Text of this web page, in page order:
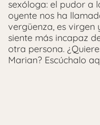
sexóloga: el pudor a
oyente nos ha
vergüenza, es virgen
siente más incapaz
otra persona.
Marian? Escúchalo